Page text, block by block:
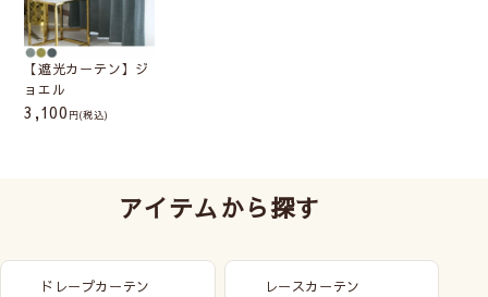
【遮光カーテン】ジ
ョエル
3,100 (税込)
アイテムから探す
ドレープカーテン レースカーテン